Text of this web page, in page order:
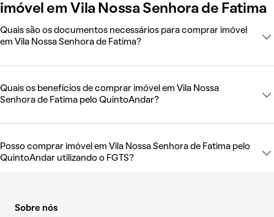
imóvel em Vila Nossa Senhora de Fatima
Quais são os documentos necessários para comprar imóvel
em Vila Nossa Senhora de Fatima?
Quais os benefícios de comprar imóvel em Vila Nossa
Senhora de Fatima pelo QuintoAndar?
Posso comprar imóvel em Vila Nossa Senhora de Fatima pelo
QuintoAndar utilizando o FGTS?
Sobre nós